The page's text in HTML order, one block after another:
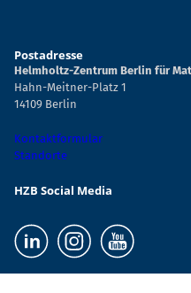
Postadresse
Helmholtz-Zentrum Berlin für
Hahn-Meitner-Platz 1
14109 Berlin
Kontaktformular
Standorte
HZB Social Media